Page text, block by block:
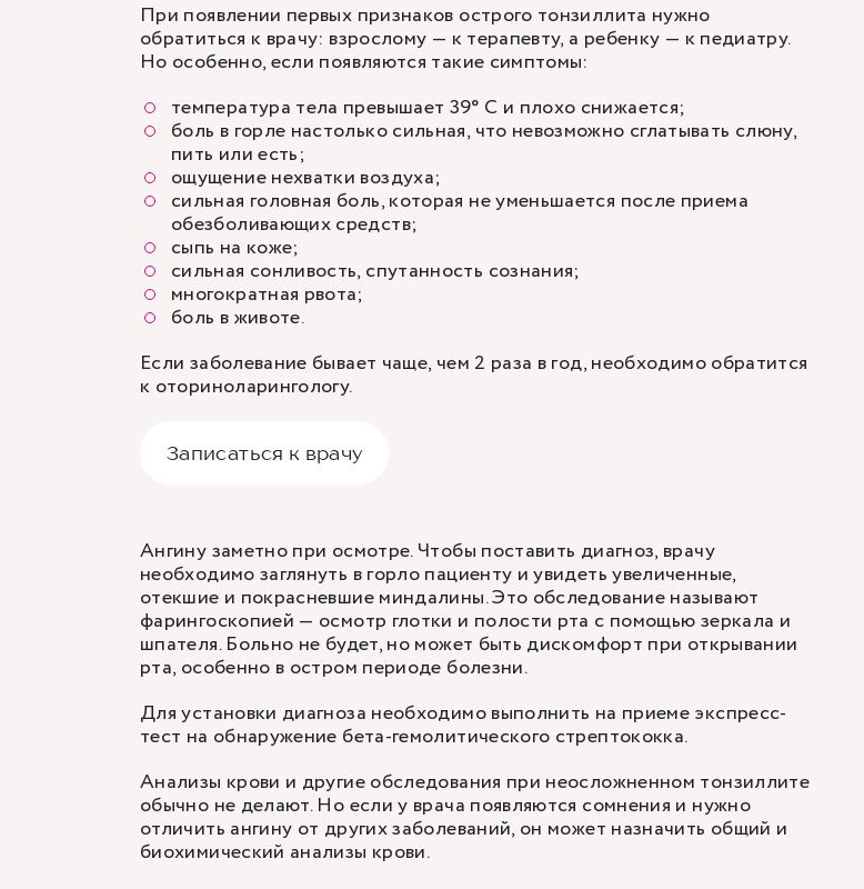
При появлении первых признаков острого тонзиллита нужно
обратиться к врачу: взрослому — к терапевту, а ребенку — к педиатру.
Но особенно, если появляются такие симптомы:
температура тела превышает 39° C и плохо снижается;
боль в горле настолько сильная, что невозможно сглатывать слюну,
пить или есть;
ощущение нехватки воздуха;
сильная головная боль, которая не уменьшается после приема
обезболивающих средств;
сыпь на коже;
сильная сонливость, спутанность сознания;
многократная рвота;
боль в животе.
Если заболевание бывает чаще, чем 2 раза в год, необходимо обратится
к оториноларингологу.
Записаться к врачу
Ангину заметно при осмотре. Чтобы поставить диагноз, врачу
необходимо заглянуть в горло пациенту и увидеть увеличенные,
отекшие и покрасневшие миндалины. Это обследование называют
фарингоскопией — осмотр глотки и полости рта с помощью зеркала и
шпателя. Больно не будет, но может быть дискомфорт при открывании
рта, особенно в остром периоде болезни.
Для установки диагноза необходимо выполнить на приеме экспресс-
тест на обнаружение бета-гемолитического стрептококка.
Анализы крови и другие обследования при неосложненном тонзиллите
обычно не делают. Но если у врача появляются сомнения и нужно
отличить ангину от других заболеваний, он может назначить общий и
биохимический анализы крови.